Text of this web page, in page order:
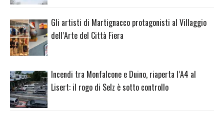
Gli artisti di Martignacco protagonisti al Villaggio
dell’Arte del Città Fiera
Incendi tra Monfalcone e Duino, riaperta l’A4 al
Lisert: il rogo di Selz è sotto controllo